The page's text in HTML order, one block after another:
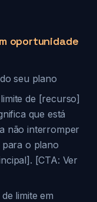
oportunidade
seu plano
de [recurso]
que está
não interromper
o plano
[CTA: Ver
limite em